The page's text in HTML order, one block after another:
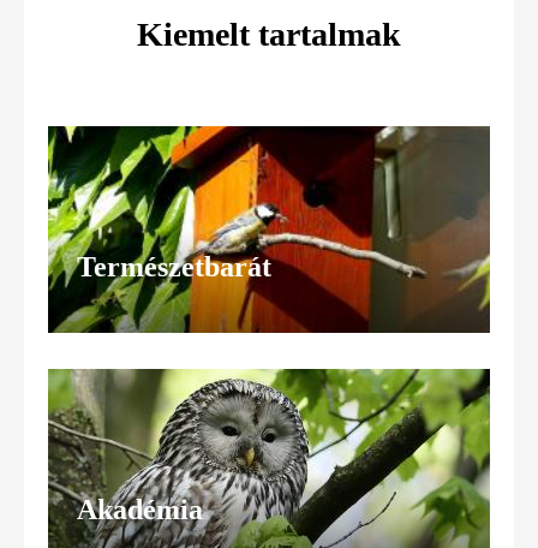
Kiemelt tartalmak
Természetbarát
Akadémia